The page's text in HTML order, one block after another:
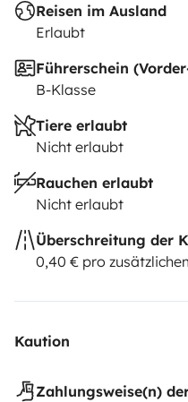
Reisen im Ausland
Erlaubt
Führerschein
B-Klasse
Tiere erlaubt
Nicht erlaubt
Rauchen erlaubt
Nicht erlaubt
Überschreitung der
0,40 € pro
Kaution
Zahlungsweise(n)